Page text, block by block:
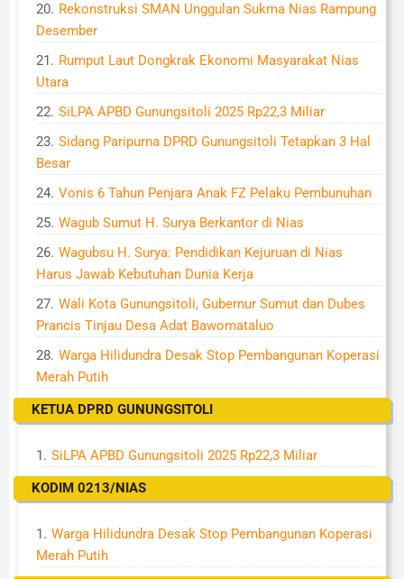
Rekonstruksi SMAN Unggulan Sukma Nias Rampung
Desember
Rumput Laut Dongkrak Ekonomi Masyarakat Nias
Utara
SiLPA APBD Gunungsitoli 2025 Rp22,3 Miliar
Sidang Paripurna DPRD Gunungsitoli Tetapkan 3 Hal
Besar
Vonis 6 Tahun Penjara Anak FZ Pelaku Pembunuhan
Wagub Sumut H. Surya Berkantor di Nias
Wagubsu H. Surya: Pendidikan Kejuruan di Nias
Harus Jawab Kebutuhan Dunia Kerja
Wali Kota Gunungsitoli, Gubernur Sumut dan Dubes
Prancis Tinjau Desa Adat Bawomataluo
Warga Hilidundra Desak Stop Pembangunan Koperasi
Merah Putih
KETUA DPRD GUNUNGSITOLI
SiLPA APBD Gunungsitoli 2025 Rp22,3 Miliar
KODIM 0213/NIAS
Warga Hilidundra Desak Stop Pembangunan Koperasi
Merah Putih